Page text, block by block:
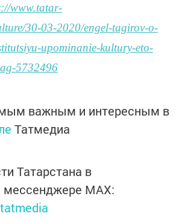
www.tatar-
30-03-2020/engel-tagirov-o-
upominanie-kultury-eto-
5732496
важным и интересным в
Татмедиа
Татарстана в
мессенджере MАХ: